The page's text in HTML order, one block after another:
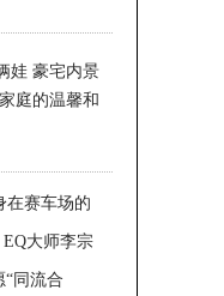
娃 豪宅内景
庭的温馨和
在赛车场的
大师李宗
同流合